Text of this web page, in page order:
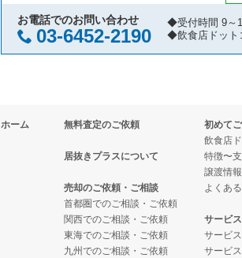
大阪市福島区の飲食店の居抜き売却物件の
豊中市の飲食店の居抜き売却物件の案件一
大阪市阿倍野区の飲食店の居抜き売却物件
東大阪市の飲食店の居抜き売却物件の案件
吹田市の飲食店の居抜き売却物件の案件一
大阪市西成区の飲食店の居抜き売却物件
大阪府の焼肉の居抜き売却物件の案件一覧
大阪府の鉄板焼き・お好み焼の居抜き売
大阪府のカフェの居抜き売却物件の案件一
大阪府のテイクアウトの居抜き売却物件の
大阪府のお弁当・惣菜・デリの居抜き売却
大阪府のカラオケ・パブ・スナックの居抜
大阪市中央区の寿司の居抜き売却物件の案
大阪市中央区の焼肉の居抜き売却物件の案
大阪市中央区のアジア料理の居抜き売却
大阪市中央区のカフェの居抜き売却物件の
大阪市中央区のカラオケ・パブ・スナッ
大阪市中央区のバーの居抜き売却物件の
お電話でのお問い合わせ
03-6452-2190
◆受付時間 9～
◆飲食店ドット
ホーム 無料査定のご依頼
居抜きプラスについて
売却のご依頼・ご相談
首都圏でのご相談・ご依頼
関西でのご相談・ご依頼
東海でのご相談・ご依頼
九州でのご相談・ご依頼
初めて
飲食店
特徴〜
譲渡情
よくあ
サービ
サービ
サービ